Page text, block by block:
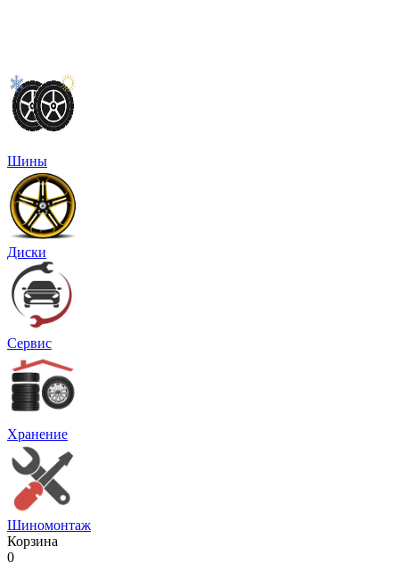
Шины
Диски
Сервис
Хранение
Шиномонтаж
Корзина
0